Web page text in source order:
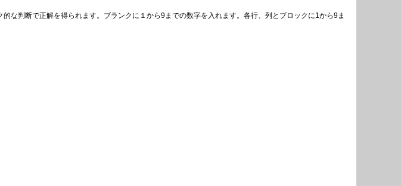
な判断で正解を得られます。ブランクに１から9までの数字を入れます。各行、列とブロックに1から9ま